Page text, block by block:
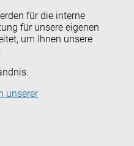
für die interne
für unsere eigenen
um Ihnen unsere
unserer